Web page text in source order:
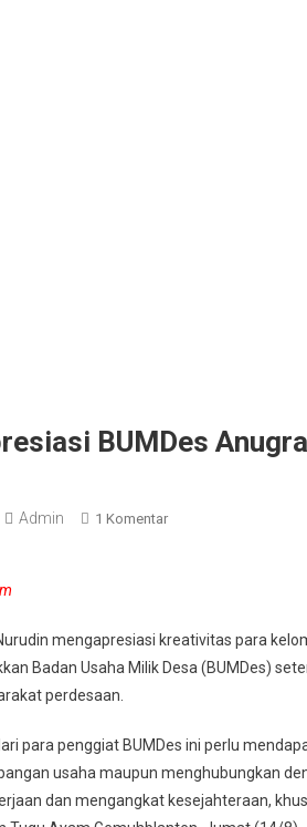
BUMDes
Admin 1 KomentarPada
Anugrah
Gemuhblanten
mengapresiasi kreativitas para
Badan Usaha Milik Desa (BUMDes)
perdesaan.
para penggiat BUMDes ini perlu
usaha maupun menghubungkan
dan mengangkat kesejahteraan,